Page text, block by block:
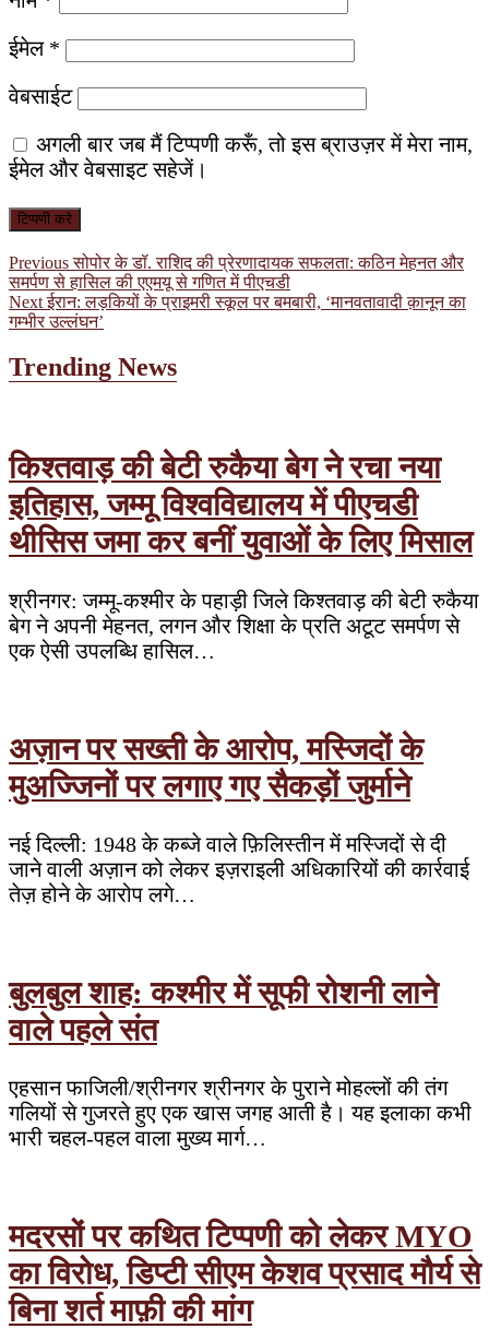
ईमेल *
वेबसाईट
अगली बार जब मैं टिप्पणी करूँ, तो इस ब्राउज़र में मेरा नाम,
ईमेल और वेबसाइट सहेजें।
पोस्ट
नेविगेशन
PreviousPrevious
post:
सोपोर के डॉ. राशिद की प्रेरणादायक सफलता: कठिन मेहनत और
समर्पण से हासिल की एएमयू से गणित में पीएचडी
NextNext
post:
ईरान: लड़कियों के प्राइमरी स्कूल पर बमबारी, ‘मानवतावादी क़ानून का
गम्भीर उल्लंघन’
Trending News
किश्तवाड़ की बेटी रुकैया बेग ने रचा नया
इतिहास, जम्मू विश्वविद्यालय में पीएचडी
थीसिस जमा कर बनीं युवाओं के लिए मिसाल
श्रीनगर: जम्मू-कश्मीर के पहाड़ी जिले किश्तवाड़ की बेटी रुकैया
बेग ने अपनी मेहनत, लगन और शिक्षा के प्रति अटूट समर्पण से
एक ऐसी उपलब्धि हासिल…
अज़ान पर सख्ती के आरोप, मस्जिदों के
मुअज्जिनों पर लगाए गए सैकड़ों जुर्माने
नई दिल्ली: 1948 के कब्जे वाले फ़िलिस्तीन में मस्जिदों से दी
जाने वाली अज़ान को लेकर इज़राइली अधिकारियों की कार्रवाई
तेज़ होने के आरोप लगे…
बुलबुल शाह: कश्मीर में सूफी रोशनी लाने
वाले पहले संत
एहसान फाजिली/श्रीनगर श्रीनगर के पुराने मोहल्लों की तंग
गलियों से गुजरते हुए एक खास जगह आती है। यह इलाका कभी
भारी चहल-पहल वाला मुख्य मार्ग…
मदरसों पर कथित टिप्पणी को लेकर MYO
का विरोध, डिप्टी सीएम केशव प्रसाद मौर्य से
बिना शर्त माफ़ी की मांग